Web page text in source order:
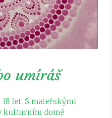
umíráš
let. S mateřskými
kulturním domě